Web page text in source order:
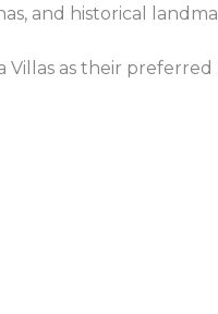
and historical
Villas as their preferred